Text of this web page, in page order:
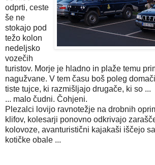
odprti, ceste
še ne
stokajo pod
težo kolon
nedeljsko
vozečih
turistov. Morje je hladno in plaže temu
nagužvane. V tem času boš poleg
tiste tujce, ki razmišljajo drugače, ki so ...
... malo čudni. Čohjeni.
Plezalci lovijo ravnotežje na drobnih
klifov, kolesarji ponovno odkrivajo
kolovoze, avanturistični kajakaši iščejo
kotičke obale ...